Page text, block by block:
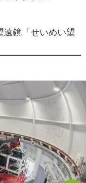
遠鏡「せいめい望